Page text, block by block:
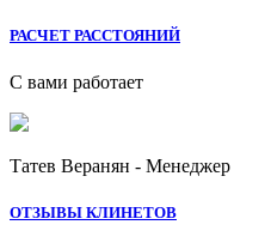
РАСЧЕТ РАССТОЯНИЙ
С вами работает
Татев Веранян - Менеджер
ОТЗЫВЫ КЛИНЕТОВ